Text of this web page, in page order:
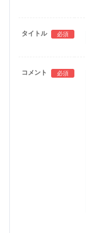
タイトル 必須
コメント 必須